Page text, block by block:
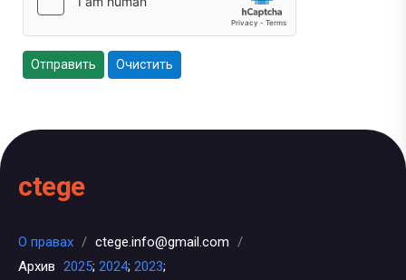
Отправить Очистить
ctege
О правах / ctege.info@gmail.com /
Архив 2025; 2024; 2023;